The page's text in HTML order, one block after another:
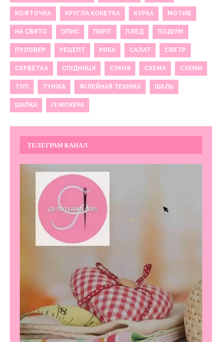
КОФТОЧКА КРУГЛА КОКЕТКА КУРКА МОТИВ
НА СВЯТО ОПИС ПИРІГ ПЛЕД ПОДІУМ
ПУЛОВЕР РЕЦЕПТ РИБА САЛАТ СВЕТР
СЕРВЕТКА СПІДНИЦЯ СУКНЯ СХЕМА СХЕМИ
ТОП ТУНІКА ФІЛЕЙНАЯ ТЕХНІКА ШАЛЬ
ШАПКА ІЗ МОХЕРА
ТЕЛЕГРАМ КАНАЛ